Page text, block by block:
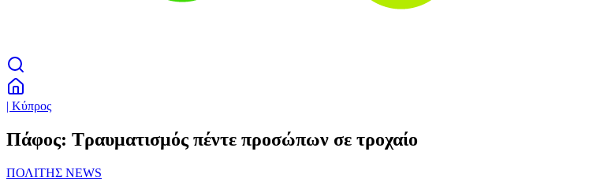
| Κύπρος
Πάφος: Τραυματισμός πέντε προσώπων σε τροχαίο
ΠΟΛΙΤΗΣ NEWS